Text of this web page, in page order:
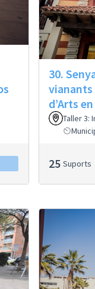
30.
vianants
d’Arts
Taller 3:
25 Suports